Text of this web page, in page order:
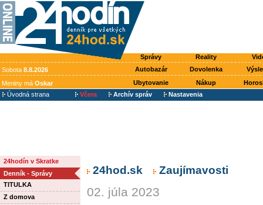
Správy Reality
Sobota 8.8.2026 Autobazár Dovolenka
Meniny má Oskar Ubytovanie Nákup
Úvodná strana
Včera Archív správ Nastavenia
24hodín v Skratke
Denník - Správy
TITULKA
Z domova
24hod.sk Zaujímavosti
02. júla 2023